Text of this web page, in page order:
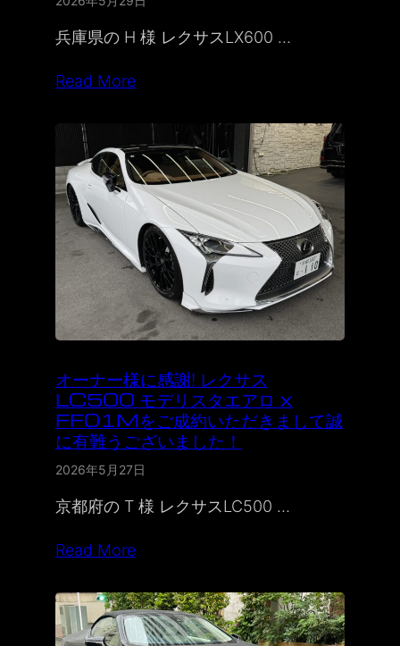
兵庫県の H 様 レクサスLX600 …
Read More
オーナー様に感謝! レクサス
LC500 モデリスタエアロ x
FF01Mをご成約いただきまして誠
に有難うございました！
2026年5月27日
京都府の T 様 レクサスLC500 …
Read More